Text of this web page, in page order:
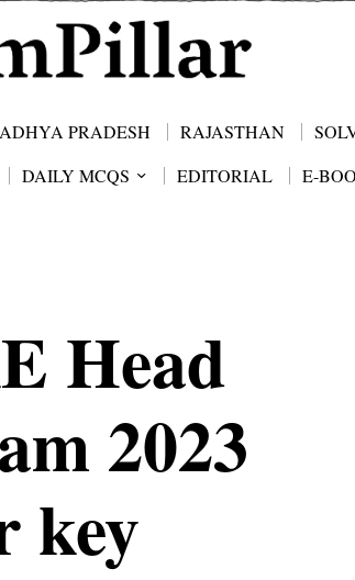
PRADESH RAJASTHAN
DAILY MCQS EDITORIAL
E-
Head
2023
key